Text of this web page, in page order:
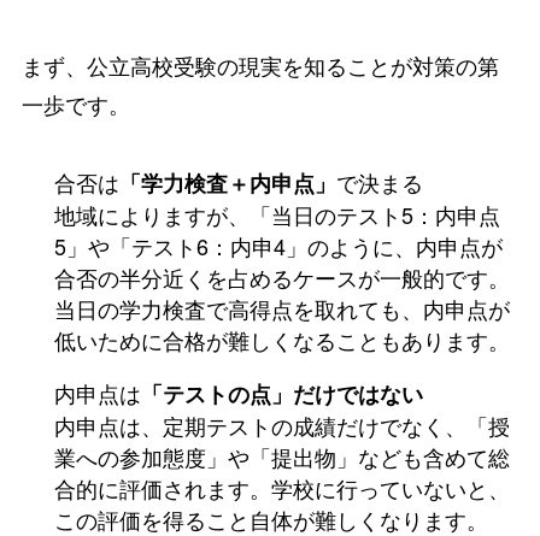
まず、公立高校受験の現実を知ることが対策の第
一歩です。
合否は 「学力検査＋内申点」 で決まる
地域によりますが、「当日のテスト5：内申点
5」や「テスト6：内申4」のように、内申点が
合否の半分近くを占めるケースが一般的です。
当日の学力検査で高得点を取れても、内申点が
低いために合格が難しくなることもあります。
内申点は 「テストの点」だけではない
内申点は、定期テストの成績だけでなく、「授
業への参加態度」や「提出物」なども含めて総
合的に評価されます。学校に行っていないと、
この評価を得ること自体が難しくなります。